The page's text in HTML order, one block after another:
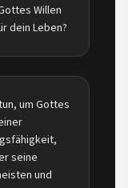
Willen
dein Leben?
um Gottes
seine
und